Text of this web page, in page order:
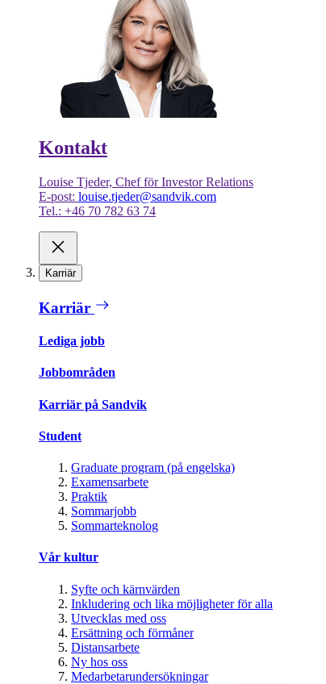
Kontakt
Louise Tjeder, Chef för Investor Relations
E-post: louise.tjeder@sandvik.com
Tel.: +46 70 782 63 74
Karriär
Karriär
Lediga jobb
Jobbområden
Karriär på Sandvik
Student
Graduate program (på engelska)
Examensarbete
Praktik
Sommarjobb
Sommarteknolog
Vår kultur
Syfte och kärnvärden
Inkludering och lika möjligheter för alla
Utvecklas med oss
Ersättning och förmåner
Distansarbete
Ny hos oss
Medarbetarundersökningar